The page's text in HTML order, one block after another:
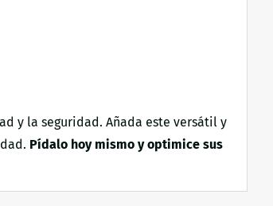
y la seguridad. Añada este versátil y
Pídalo hoy mismo y optimice sus